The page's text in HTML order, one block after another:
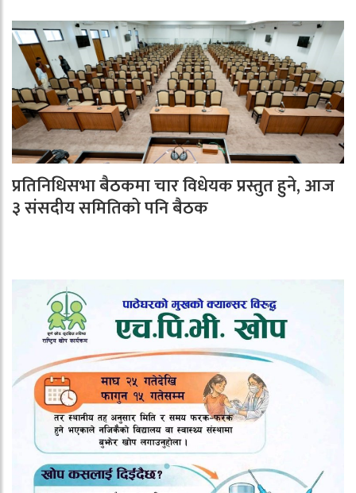
प्रतिनिधिसभा बैठकमा चार विधेयक प्रस्तुत हुने, आज
३ संसदीय समितिको पनि बैठक